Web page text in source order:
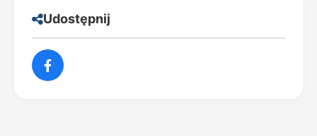
Udostępnij